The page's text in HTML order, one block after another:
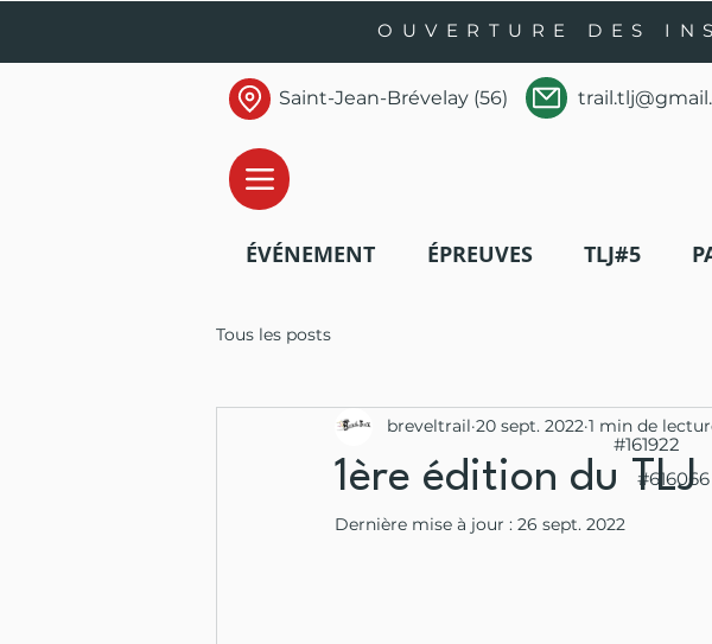
OUVERTURE DES
Saint-Jean-Brévelay (56)
ÉVÉNEMENT ÉPREUVES TLJ#5
Tous les posts
1ère édition du TLJ
breveltrail 20 sept. 2022 1 min de
Dernière mise à jour : 26 sept. 2022
#161922
#616066